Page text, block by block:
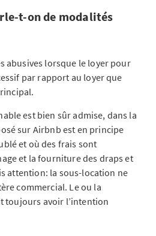
t-on de modalités
abusives lorsque le loyer pour
par rapport au loyer que
.
est bien sûr admise, dans la
sur Airbnb est en principe
et où des frais sont
et la fourniture des draps et
attention: la sous-location ne
commercial. Le ou la
toujours avoir l’intention